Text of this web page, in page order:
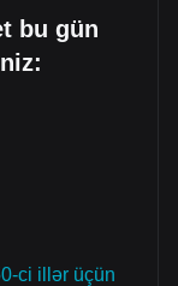
bu gün
ci illər üçün